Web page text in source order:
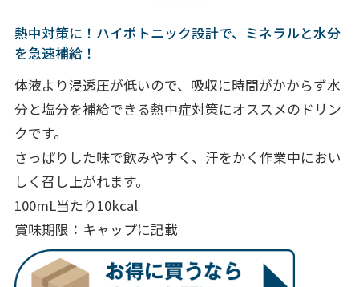
熱中対策に！ハイポトニック設計で、ミネラルと水分
を急速補給！
体液より浸透圧が低いので、吸収に時間がかからず水
分と塩分を補給できる熱中症対策にオススメのドリン
クです。
さっぱりした味で飲みやすく、汗をかく作業中におい
しく召し上がれます。
100mL当たり10kcal
賞味期限：キャップに記載